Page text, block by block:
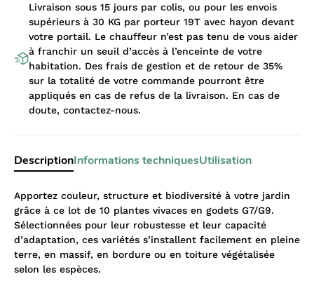
Livraison sous 15 jours par colis, ou pour les envois
supérieurs à 30 KG par porteur 19T avec hayon devant
votre portail. Le chauffeur n’est pas tenu de vous aider
à franchir un seuil d’accès à l’enceinte de votre
habitation. Des frais de gestion et de retour de 35%
sur la totalité de votre commande pourront être
appliqués en cas de refus de la livraison. En cas de
doute, contactez-nous.
DescriptionInformations techniquesUtilisation
Apportez couleur, structure et biodiversité à votre jardin
grâce à ce lot de 10 plantes vivaces en godets G7/G9.
Sélectionnées pour leur robustesse et leur capacité
d’adaptation, ces variétés s’installent facilement en pleine
terre, en massif, en bordure ou en toiture végétalisée
selon les espèces.